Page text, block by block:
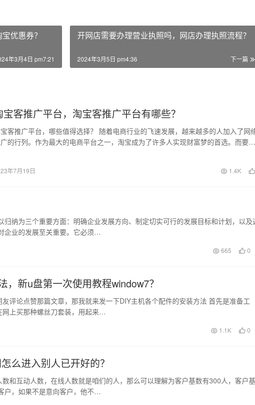
优惠券？
年3月4日 pm7:21
开网店需要办理营业执照吗，网店办理执照流程？
下一篇
2024年3月5日 pm4:36
宝客推广平台，淘宝客推广平台有哪些？
客推广平台，哪些值得选择？ 随着电商行业的飞速发展，越来越多的人加入了网
的行列。作为最大的电商平台之一，淘宝成为了许多人实现财富梦的首选。而要从
年7月19日 1.4K
纳为三个重要方面：明确企业发展方向、制定切实可行的发展目标和计划，以及
企业的发展至关重要。它必须…
665 0
新u盘第一次使用教程window7？
评论点赞那篇文章，那我就来发一下DIY主机各个配件的安装方法 首先是准备工
上买那种螺丝刀套装，用起来…
1.1K 0
么进入别人已开好的？
和互动人数，在线人数就是咱们的人，那么可以理解为客户基数有300人，客户基
户，如果不是意向客户，他不…